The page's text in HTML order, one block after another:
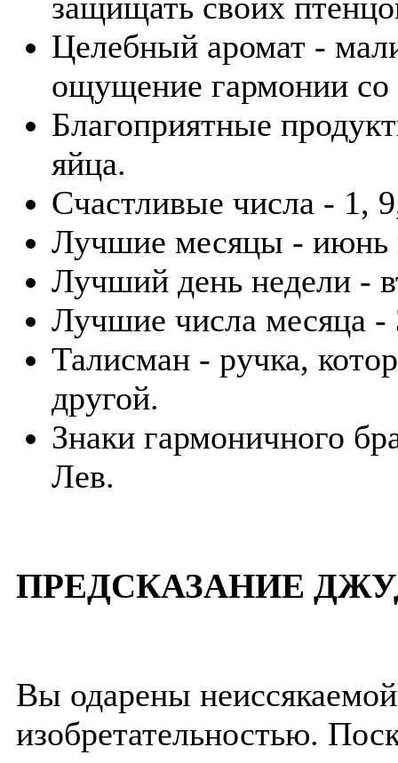
Целебный аромат -
ощущение гармонии со
Благоприятные
яйца.
Счастливые числа - 1,
Лучшие месяцы - июнь
Лучший день недели -
Лучшие числа месяца -
Талисман - ручка,
другой.
Знаки гармоничного
Лев.
ПРЕДСКАЗАНИЕ
Вы одарены
изобретательностью.